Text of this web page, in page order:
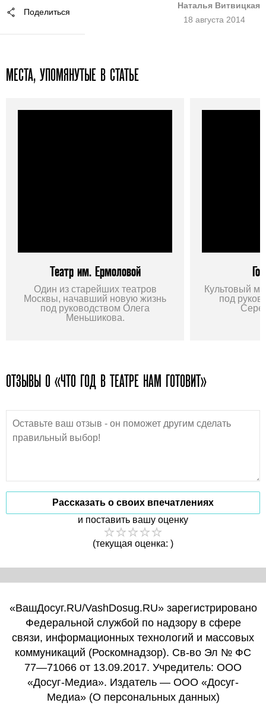
Поделиться
Наталья Витвицкая
18 августа 2014
МЕСТА, УПОМЯНУТЫЕ В СТАТЬЕ
Театр им. Ермоловой
Один из старейших театров
Москвы, начавший новую жизнь
под руководством Олега
Меньшикова.
Культовый
под
ОТЗЫВЫ О «ЧТО ГОД В ТЕАТРЕ НАМ ГОТОВИТ»
Рассказать о своих впечатлениях
и поставить вашу оценку
(текущая оценка: )
«ВашДосуг.RU/VashDosug.RU» зарегистрировано
Федеральной службой по надзору в сфере
связи, информационных технологий и массовых
коммуникаций (Роскомнадзор). Св-во Эл № ФС
77—71066 от 13.09.2017. Учредитель: ООО
«Досуг-Медиа». Издатель — ООО «Досуг-
Медиа» (О персональных данных)